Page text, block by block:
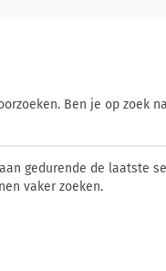
Ben je op zoek
gedurende de laatste
vaker zoeken.